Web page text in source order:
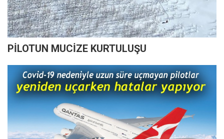
PİLOTUN MUCİZE KURTULUŞU